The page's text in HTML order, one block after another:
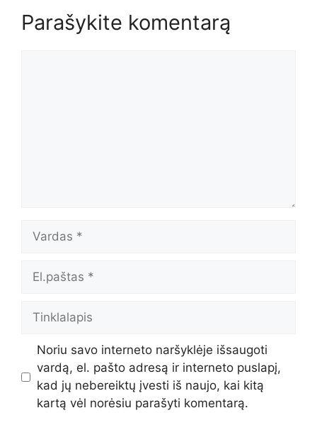
Parašykite komentarą
Vardas
El.paštas
Tinklalapis
Noriu savo interneto naršyklėje išsaugoti
vardą, el. pašto adresą ir interneto puslapį,
kad jų nebereiktų įvesti iš naujo, kai kitą
kartą vėl norėsiu parašyti komentarą.